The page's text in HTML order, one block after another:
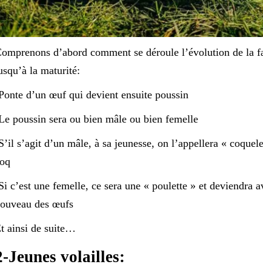
d’abord comment se déroule l’évolution de
la maturité:
d’un œuf qui devient ensuite poussin
poussin sera ou bien mâle ou bien femelle
s’agit d’un mâle, à sa jeunesse, on l’appellera «
c’est une femelle, ce sera une « poulette » et deviendra
des œufs
ainsi de suite…
Jeunes volailles: